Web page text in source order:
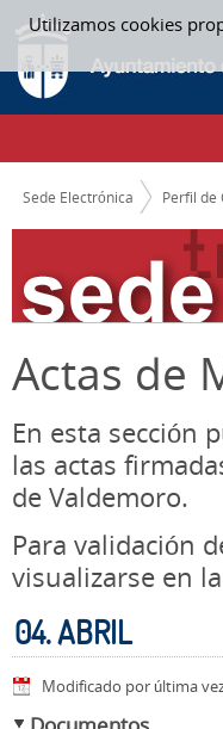
Utilizamos cookies
Saltar al contenido
04. ABRIL - ACTAS MESAS
CAMINO DE MIGAS
Sede Electrónica Perfil de
Actas de
En esta sección
las actas
de Valdemoro.
Para validación
visualizarse en
04. ABRIL
Modificado por última